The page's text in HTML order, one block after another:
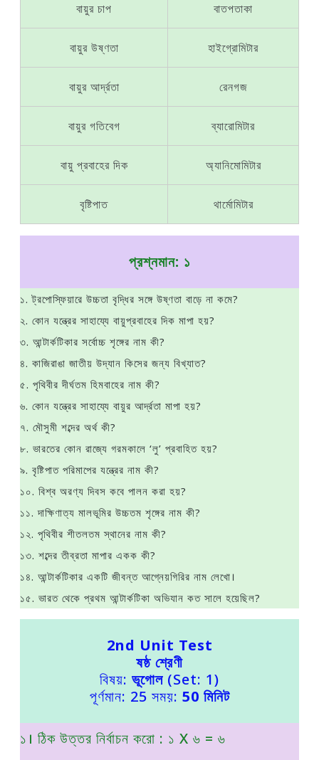
বায়ুর চাপ বাতপতাকা
বায়ুর উষ্ণতা হাইগ্রোমিটার
বায়ুর আর্দ্রতা রেনগজ
বায়ুর গতিবেগ ব্যারোমিটার
বায়ু প্রবাহের দিক অ্যানিমোমিটার
বৃষ্টিপাত থার্মোমিটার
প্রশ্নমান: ১
১. ট্রপোস্ফিয়ারে উচ্চতা বৃদ্ধির সঙ্গে উষ্ণতা বাড়ে না কমে?
২. কোন যন্ত্রের সাহায্যে বায়ুপ্রবাহের দিক মাপা হয়?
৩. আন্টার্কটিকার সর্বোচ্চ শৃঙ্গের নাম কী?
৪. কাজিরাঙা জাতীয় উদ্যান কিসের জন্য বিখ্যাত?
৫. পৃথিবীর দীর্ঘতম হিমবাহের নাম কী?
৬. কোন যন্ত্রের সাহায্যে বায়ুর আর্দ্রতা মাপা হয়?
৭. মৌসুমী শব্দের অর্থ কী?
৮. ভারতের কোন রাজ্যে গরমকালে ‘লু’ প্রবাহিত হয়?
৯. বৃষ্টিপাত পরিমাপের যন্ত্রের নাম কী?
১০. বিশ্ব অরণ্য দিবস কবে পালন করা হয়?
১১. দাক্ষিণাত্য মালভূমির উচ্চতম শৃঙ্গের নাম কী?
১২. পৃথিবীর শীতলতম স্থানের নাম কী?
১৩. শব্দের তীব্রতা মাপার একক কী?
১৪. আন্টার্কটিকার একটি জীবন্ত আগ্নেয়গিরির নাম লেখো।
১৫. ভারত থেকে প্রথম আন্টার্কটিকা অভিযান কত সালে হয়েছিল?
2nd Unit Test
ষষ্ঠ শ্রেণী
বিষয়: ভূগোল (Set: 1)
পূর্ণমান: 25 সময়: 50 মিনিট
১। ঠিক উত্তর নির্বাচন করাে : ১ X ৬ = ৬